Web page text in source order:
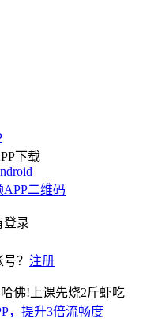
下载
登录
？ 注册
，提升3倍流畅度